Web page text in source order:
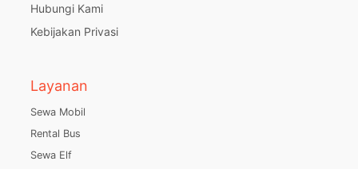
Hubungi Kami
Kebijakan Privasi
Layanan
Sewa Mobil
Rental Bus
Sewa Elf